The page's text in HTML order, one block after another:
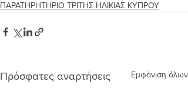
ΠΑΡΑΤΗΡΗΤΗΡΙΟ ΤΡΙΤΗΣ ΗΛΙΚΙΑΣ ΚΥΠΡΟΥ
Πρόσφατες αναρτήσεις Εμφάνιση όλων